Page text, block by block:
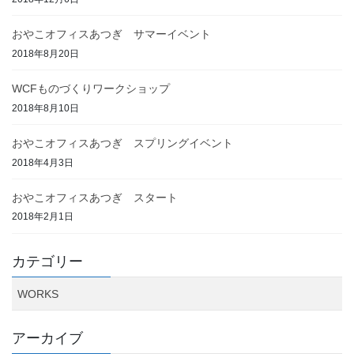
おやこオフィスあつぎ サマーイベント
2018年8月20日
WCFものづくりワークショップ
2018年8月10日
おやこオフィスあつぎ スプリングイベント
2018年4月3日
おやこオフィスあつぎ スタート
2018年2月1日
カテゴリー
WORKS
アーカイブ